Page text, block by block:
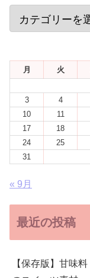
月 火
3
4
10
11
17
18
24
25
31
« 9月
最近の投稿
【保存版】甘味